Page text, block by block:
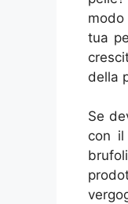
modo
tua
della
Se
con il